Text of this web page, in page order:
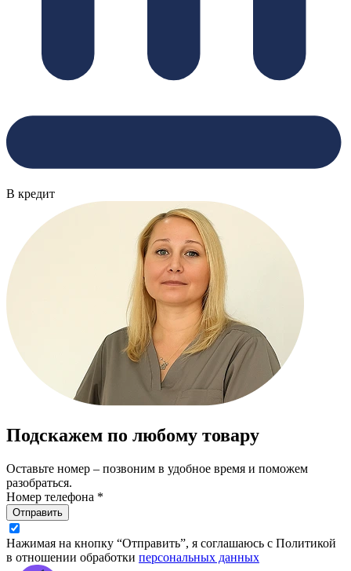
В кредит
Подскажем по любому товару
Оставьте номер – позвоним в удобное время и поможем
разобраться.
Номер телефона *
Отправить
Нажимая на кнопку “Отправить”, я соглашаюсь с Политикой
в отношении обработки персональных данных